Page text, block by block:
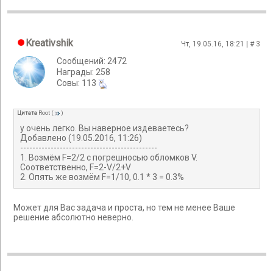
Kreativshik Чт, 19.05.16, 18:21 | # 3
Сообщений: 2472
Награды: 258
Cовы: 113
Цитата Root ( )
у очень легко. Вы наверное издеваетесь?
Добавлено (19.05.2016, 11:26)
---------------------------------------------
1. Возмём F=2/2 с погрешносью обломков V.
Соответственно, F=2-V/2+V
2. Опять же возмём F=1/10, 0.1 * 3 = 0.3%
Может для Вас задача и проста, но тем не менее Ваше
решение абсолютно неверно.